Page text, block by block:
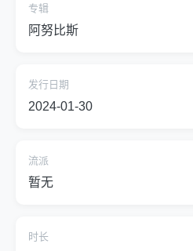
专辑
阿努比斯
发行日期
2024-01-30
流派
暂无
时长